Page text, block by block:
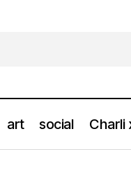
art social Charli